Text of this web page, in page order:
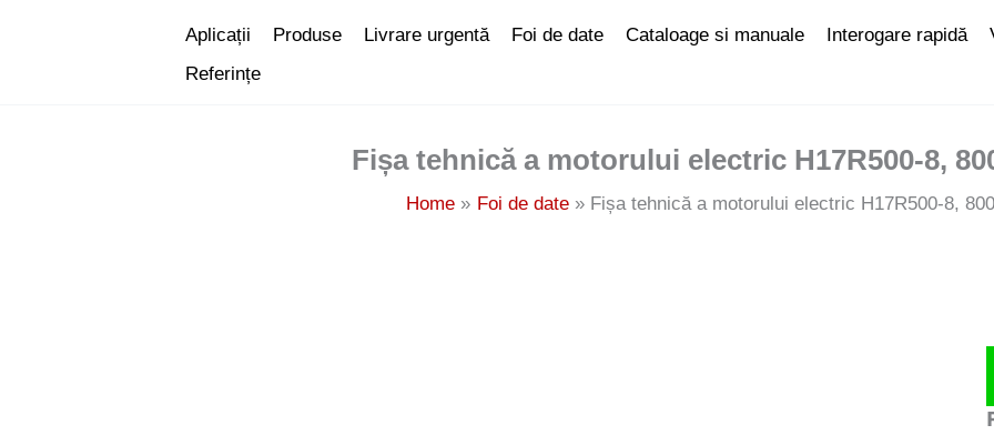
Aplicații Produse Livrare urgentă Foi de date Cataloage si manuale Interogare rapidă
Referințe
Fișa tehnică a motorului electric H17R500-8,
Home Foi de date Fișa tehnică a motorului electric H17R500-8,